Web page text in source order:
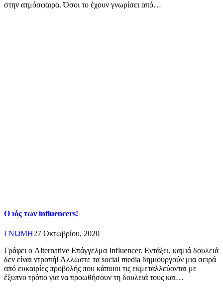
στην ατμόσφαιρα. Όσοι το έχουν γνωρίσει από…
Ο ιός των influencers!
ΓΝΩΜΗ27 Οκτωβρίου, 2020
Γράφει ο Alternative Επάγγελμα Influencer. Εντάξει, καμιά δουλειά
δεν είναι ντροπή! Άλλωστε τα social media δημιουργούν μια σειρά
από ευκαιρίες προβολής που κάποιοι τις εκμεταλλεύονται με
έξυπνο τρόπο για να προωθήσουν τη δουλειά τους και…